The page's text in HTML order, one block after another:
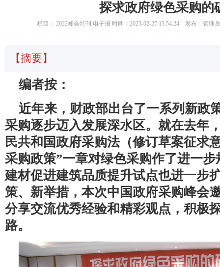
探求政府绿色采购的
栏目： 2022峰会特刊,电子报 时间：2023-02-27 13:54:24 发布：管理
【摘要】
编者按：
近年来，财政部出台了一系列新政
采购逐步迈入发展深水区。就在去年
民共和国政府采购法（修订草案征求
采购政策”一章对绿色采购作了进一
建材促进建筑品质提升试点也进一步
策、新举措，本次中国政府采购峰会
分享交流优秀经验和精彩观点，积极
路。